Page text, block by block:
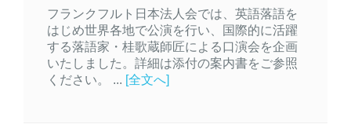
フランクフルト日本法人会では、英語落語を
はじめ世界各地で公演を行い、国際的に活躍
する落語家・桂歌蔵師匠による口演会を企画
いたしました。詳細は添付の案内書をご参照
ください。 ... [全文へ]